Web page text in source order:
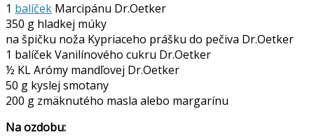
1 balíček Marcipánu Dr.Oetker
350 g hladkej múky
na špičku noža Kypriaceho prášku do pečiva Dr.Oetker
1 balíček Vanilínového cukru Dr.Oetker
½ KL Arómy mandľovej Dr.Oetker
50 g kyslej smotany
200 g zmäknutého masla alebo margarínu
Na ozdobu: